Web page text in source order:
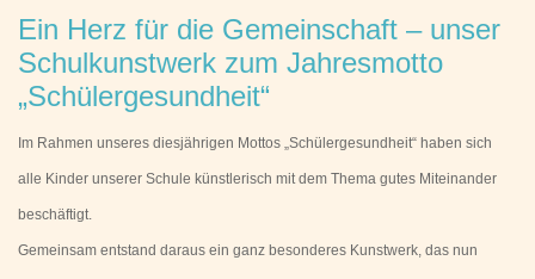
Ein Herz für die Gemeinschaft – unser
Schulkunstwerk zum Jahresmotto
„Schülergesundheit“
Im Rahmen unseres diesjährigen Mottos „Schülergesundheit“ haben sich
alle Kinder unserer Schule künstlerisch mit dem Thema gutes Miteinander
beschäftigt.
Gemeinsam entstand daraus ein ganz besonderes Kunstwerk, das nun